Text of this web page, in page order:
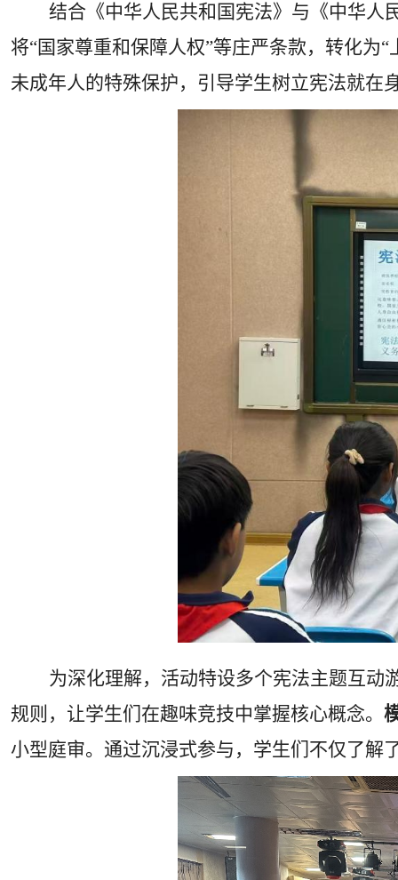
结合《中华人民共和国宪法》与《中华人
将“国家尊重和保障人权”等庄严条款，转化为
未成年人的特殊保护，引导学生树立宪法就在
为深化理解，活动特设多个宪法主题互动
规则，让学生们在趣味竞技中掌握核心概念。
小型庭审。通过沉浸式参与，学生们不仅了解